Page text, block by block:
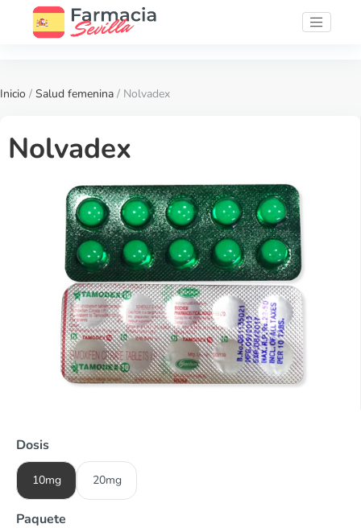
Inicio / Salud femenina / Nolvadex
Nolvadex
Dosis
10mg 20mg
Paquete